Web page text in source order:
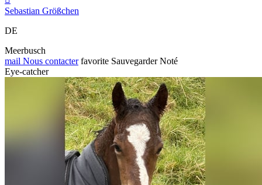
Sebastian Größchen
DE
Meerbusch
mail Nous contacter favorite Sauvegarder Noté
Eye-catcher